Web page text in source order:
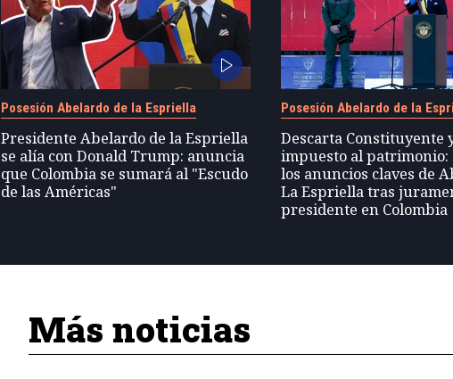
Posesión Abelardo de la Espriella
Presidente Abelardo de la Espriella
se alía con Donald Trump: anuncia
que Colombia se sumará al "Escudo
de las Américas"
Posesión Abelardo de la
Descarta Constituyente
impuesto al patrimonio:
los anuncios claves de
La Espriella tras
presidente en Colombia
Más noticias